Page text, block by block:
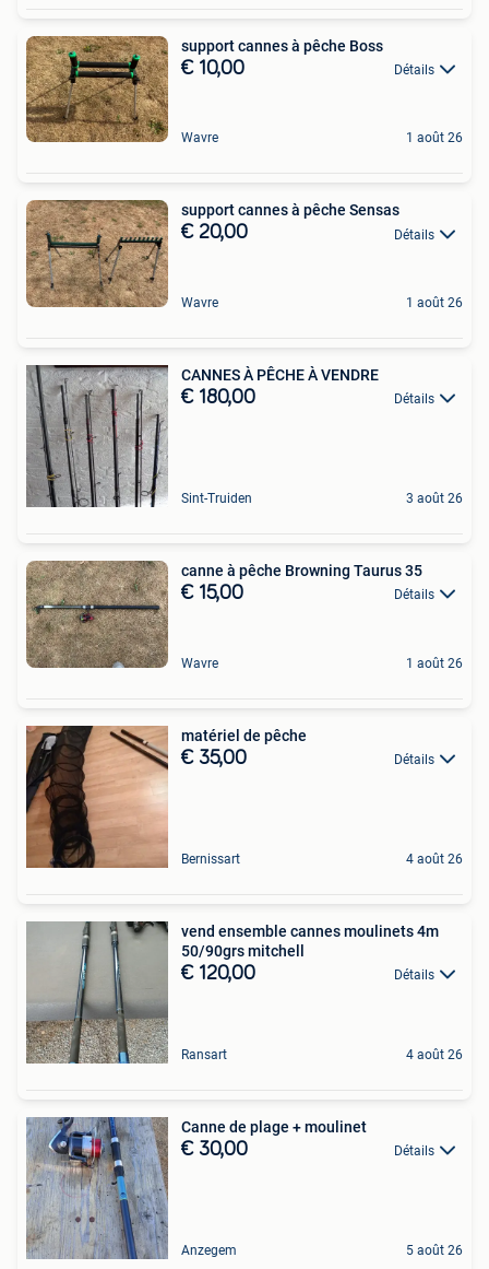
support cannes à pêche Boss
€ 10,00 Détails
Wavre 1 août 26
support cannes à pêche Sensas
€ 20,00 Détails
Wavre 1 août 26
CANNES À PÊCHE À VENDRE
€ 180,00 Détails
Sint-Truiden 3 août 26
canne à pêche Browning Taurus 35
€ 15,00 Détails
Wavre 1 août 26
matériel de pêche
€ 35,00 Détails
Bernissart 4 août 26
vend ensemble cannes moulinets 4m
50/90grs mitchell
€ 120,00 Détails
Ransart 4 août 26
Canne de plage + moulinet
€ 30,00 Détails
Anzegem 5 août 26